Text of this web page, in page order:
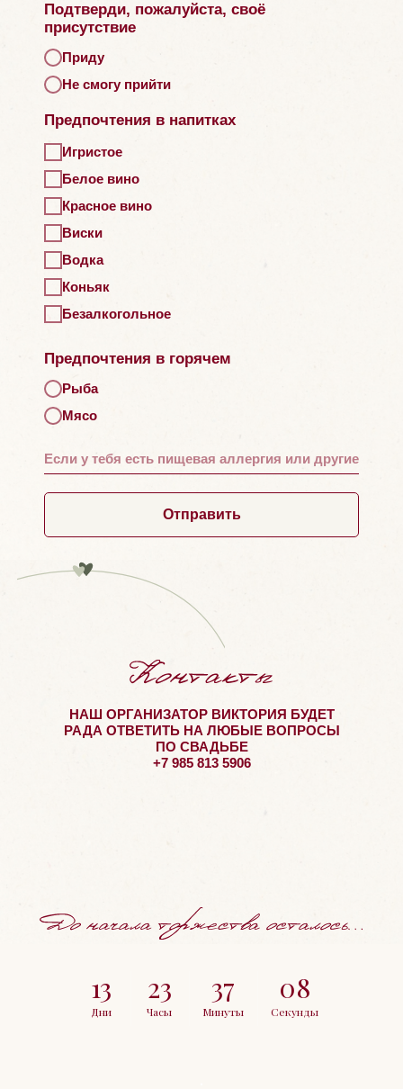
Подтверди, пожалуйста, своё
присутствие
Приду
Не смогу прийти
Предпочтения в напитках
Игристое
Белое вино
Красное вино
Виски
Водка
Коньяк
Безалкогольное
Предпочтения в горячем
Рыба
Мясо
Отправить
НАШ ОРГАНИЗАТОР ВИКТОРИЯ БУДЕТ
РАДА ОТВЕТИТЬ НА ЛЮБЫЕ ВОПРОСЫ
ПО СВАДЬБЕ
+7 985 813 5906
13
Дни
23
Часы
37
Минуты
06
Секунды